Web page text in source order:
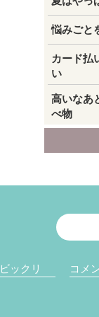
ビックリ コメ